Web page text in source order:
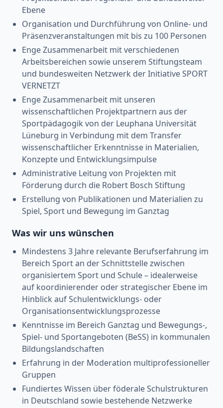
Ebene
Organisation und Durchführung von Online- und
Präsenzveranstaltungen mit bis zu 100 Personen
Enge Zusammenarbeit mit verschiedenen
Arbeitsbereichen sowie unserem Stiftungsteam
und bundesweiten Netzwerk der Initiative SPORT
VERNETZT
Enge Zusammenarbeit mit unseren
wissenschaftlichen Projektpartnern aus der
Sportpädagogik von der Leuphana Universität
Lüneburg in Verbindung mit dem Transfer
wissenschaftlicher Erkenntnisse in Materialien,
Konzepte und Entwicklungsimpulse
Administrative Leitung von Projekten mit
Förderung durch die Robert Bosch Stiftung
Erstellung von Publikationen und Materialien zu
Spiel, Sport und Bewegung im Ganztag
Was wir uns wünschen
Mindestens 3 Jahre relevante Berufserfahrung im
Bereich Sport an der Schnittstelle zwischen
organisiertem Sport und Schule – idealerweise
auf koordinierender oder strategischer Ebene im
Hinblick auf Schulentwicklungs- oder
Organisationsentwicklungsprozesse
Kenntnisse im Bereich Ganztag und Bewegungs-,
Spiel- und Sportangeboten (BeSS) in kommunalen
Bildungslandschaften
Erfahrung in der Moderation multiprofessioneller
Gruppen
Fundiertes Wissen über föderale Schulstrukturen
in Deutschland sowie bestehende Netzwerke